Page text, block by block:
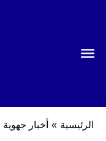
الرئيسية » أخبار جهوية